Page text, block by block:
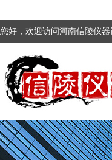
您好，欢迎访问河南信陵仪器